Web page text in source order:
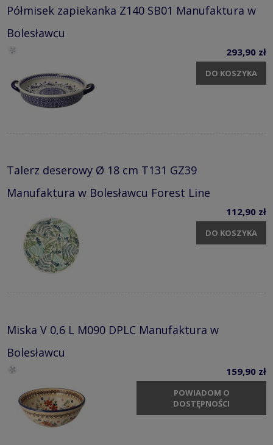
Półmisek zapiekanka Z140 SB01 Manufaktura w
Bolesławcu
293,90 zł
DO KOSZYKA
Talerz deserowy Ø 18 cm T131 GZ39
Manufaktura w Bolesławcu Forest Line
112,90 zł
DO KOSZYKA
Miska V 0,6 L M090 DPLC Manufaktura w
Bolesławcu
159,90 zł
POWIADOM O
DOSTĘPNOŚCI